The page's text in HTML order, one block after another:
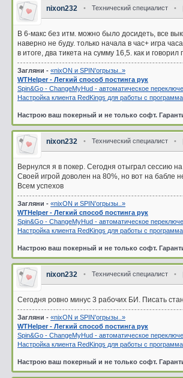
nixon232 • Технический специалист •
В 6-макс без итм. можно было досидеть, все
наверно не буду. только начала в час+ игра
в итоге, два тикета на сумму 16,5. как и
Загляни - «nixON и SPIN'oгрызы..»
WTHelper - Легкий способ постинга рук
Spin&Go - ChangeMyHud - автоматическое
Настройка клиента RedKings для работы с
Настрою ваш покерный и не только софт.
nixon232 • Технический специалист •
Вернулся я в покер. Сегодня отыграл сессию
Своей игрой доволен на 80%, но вот на бабле
Всем успехов
Загляни - «nixON и SPIN'oгрызы..»
WTHelper - Легкий способ постинга рук
Spin&Go - ChangeMyHud - автоматическое
Настройка клиента RedKings для работы с
Настрою ваш покерный и не только софт.
nixon232 • Технический специалист •
Сегодня ровно минус 3 рабочих БИ. Писать
Загляни - «nixON и SPIN'oгрызы..»
WTHelper - Легкий способ постинга рук
Spin&Go - ChangeMyHud - автоматическое
Настройка клиента RedKings для работы с
Настрою ваш покерный и не только софт.